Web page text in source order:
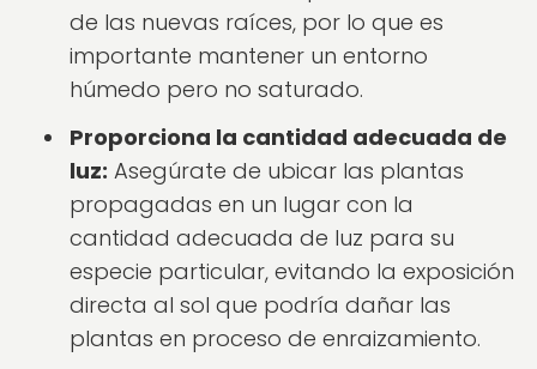
de las nuevas raíces, por lo que es
importante mantener un entorno
húmedo pero no saturado.
Proporciona la cantidad adecuada de
luz: Asegúrate de ubicar las plantas
propagadas en un lugar con la
cantidad adecuada de luz para su
especie particular, evitando la exposición
directa al sol que podría dañar las
plantas en proceso de enraizamiento.